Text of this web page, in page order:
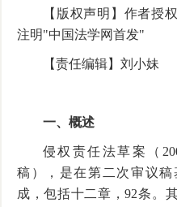
【版权声明】作者授
注明"中国法学网首发"
【责任编辑】刘小妹
一、概述
侵权责任法草案（
稿），是在第二次审议
成，包括十二章，92条。